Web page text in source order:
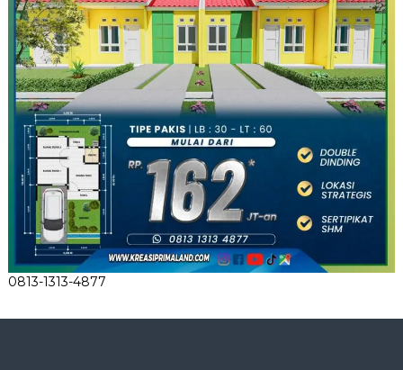
0813-1313-4877